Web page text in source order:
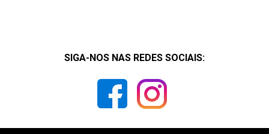
SIGA-NOS NAS REDES SOCIAIS: